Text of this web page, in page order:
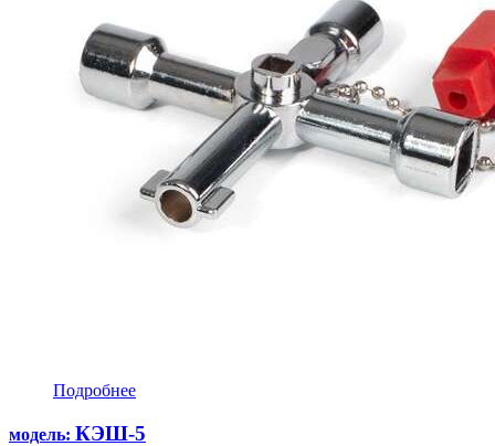
Подробнее
модель: КЭШ-5